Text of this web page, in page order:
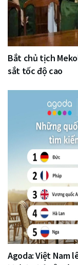
Bắt chủ tịch
sắt tốc độ cao
Agoda: Việt Nam